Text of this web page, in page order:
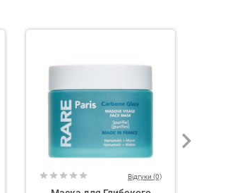
Відгуки (0)